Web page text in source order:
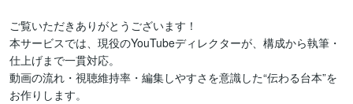
ご覧いただきありがとうございます！
本サービスでは、現役のYouTubeディレクターが、構成から執筆・
仕上げまで一貫対応。
動画の流れ・視聴維持率・編集しやすさを意識した“伝わる台本”を
お作りします。